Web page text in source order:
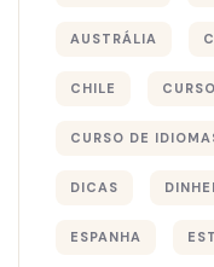
AUSTRÁLIA
CHILE
CURSO DE
DICAS
ESPANHA